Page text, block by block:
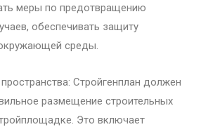
меры по предотвращению
обеспечивать защиту
среды.
Стройгенплан должен
размещение строительных
Это включает